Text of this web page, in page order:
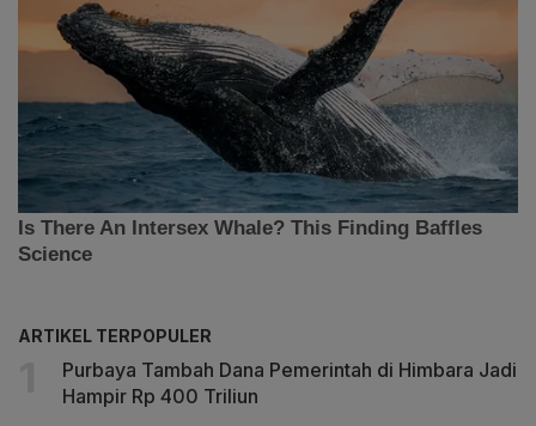
ARTIKEL TERPOPULER
Purbaya Tambah Dana Pemerintah di Himbara Jadi
Hampir Rp 400 Triliun